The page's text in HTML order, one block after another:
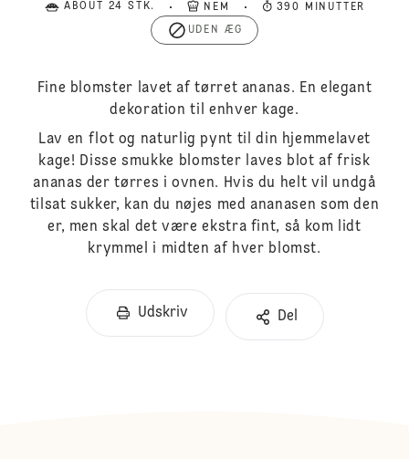
ABOUT 24 STK. NEM 390 MINUTTER
UDEN ÆG
Fine blomster lavet af tørret ananas. En elegant
dekoration til enhver kage.
Lav en flot og naturlig pynt til din hjemmelavet
kage! Disse smukke blomster laves blot af frisk
ananas der tørres i ovnen. Hvis du helt vil undgå
tilsat sukker, kan du nøjes med ananasen som den
er, men skal det være ekstra fint, så kom lidt
krymmel i midten af hver blomst.
Udskriv Del